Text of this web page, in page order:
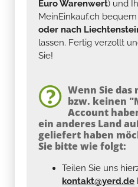
Euro Warenwert) und
MeinEinkauf.ch
oder nach
lassen. Fertig verzollt
Sie!
Wenn Sie
bzw. keinen
Account
ein anderes Land
geliefert haben
Sie bitte wie folgt:
Teilen Sie uns
kontakt@yerd.de